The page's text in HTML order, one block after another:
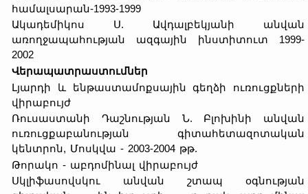
համալսարան-1993-1999
Ակադեմիկոս Ս. Ավդալբեկյանի անվան
առողջապահության ազգային ինստիտուտ 1999-
2002
Վերապատրաստումներ
Լյարդի և ենթաստամոքսային գեղձի ուռուցքների
վիրաբույժ
Ռուսաստանի Դաշնության Ն. Բլոխինի անվան
ուռուցքաբանության գիտահետազոտական
կենտրոն, Մոսկվա - 2003-2004 թթ.
Թորակո - աբդոմինալ վիրաբույժ
Սկլիֆասովսկու անվան շտապ օգնության